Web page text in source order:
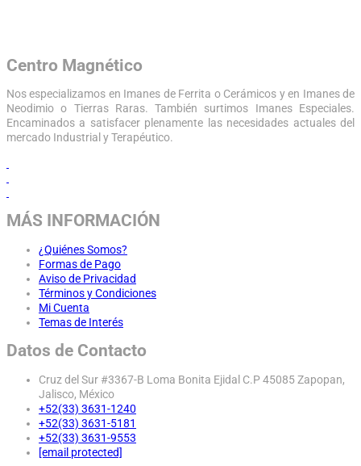
Centro Magnético
Nos especializamos en Imanes de Ferrita o Cerámicos y en Imanes de
Neodimio o Tierras Raras. También surtimos Imanes Especiales.
Encaminados a satisfacer plenamente las necesidades actuales del
mercado Industrial y Terapéutico.
MÁS INFORMACIÓN
¿Quiénes Somos?
Formas de Pago
Aviso de Privacidad
Términos y Condiciones
Mi Cuenta
Temas de Interés
Datos de Contacto
Cruz del Sur #3367-B Loma Bonita Ejidal C.P 45085 Zapopan,
Jalisco, México
+52(33) 3631-1240
+52(33) 3631-5181
+52(33) 3631-9553
[email protected]